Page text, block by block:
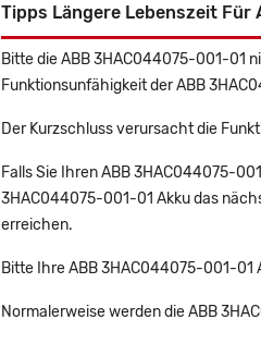
Tipps Längere Lebenszeit Für
Bitte die ABB 3HAC044075-001-01
Funktionsunfähigkeit der ABB
Der Kurzschluss verursacht die
Falls Sie Ihren ABB 3HAC044075-
3HAC044075-001-01 Akku das
erreichen.
Bitte Ihre ABB 3HAC044075-001-01
Normalerweise werden die ABB